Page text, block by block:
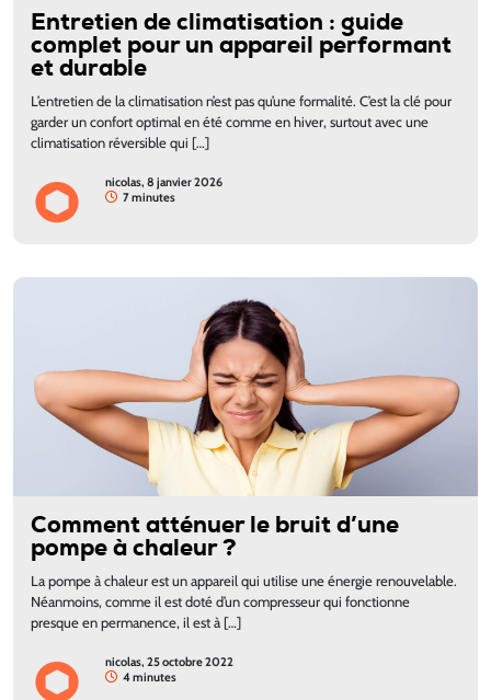
Entretien de climatisation : guide
complet pour un appareil performant
et durable
L’entretien de la climatisation n’est pas qu’une formalité. C’est la clé pour
garder un confort optimal en été comme en hiver, surtout avec une
climatisation réversible qui […]
nicolas, 8 janvier 2026
7 minutes
Comment atténuer le bruit d’une
pompe à chaleur ?
La pompe à chaleur est un appareil qui utilise une énergie renouvelable.
Néanmoins, comme il est doté d’un compresseur qui fonctionne
presque en permanence, il est à […]
nicolas, 25 octobre 2022
4 minutes